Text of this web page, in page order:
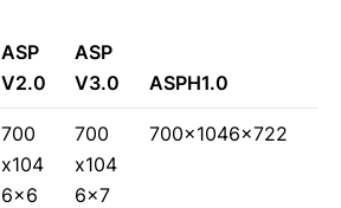
ASP
V2.0
ASP
V3.0
ASPH1.0
700
x104
6x6
700
x104
6x7
700x1046x722